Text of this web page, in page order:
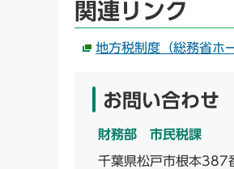
関連リンク
地方税制度（総務省ホ
お問い合わせ
財務部 市民税課
千葉県松戸市根本387